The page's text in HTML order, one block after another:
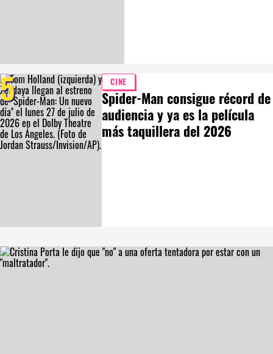
5 CINE
Spider-Man consigue récord de
audiencia y ya es la película
más taquillera del 2026